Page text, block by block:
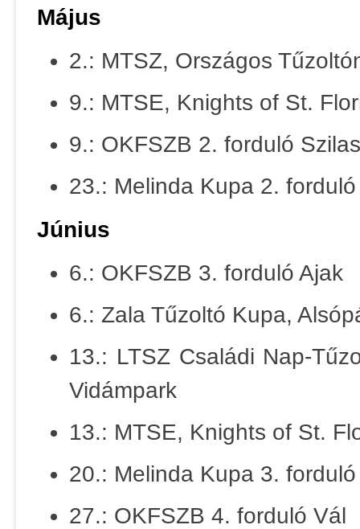
Május
2.: MTSZ, Országos
9.: MTSE, Knights of St.
9.: OKFSZB 2. forduló Szilas
23.: Melinda Kupa 2. forduló
Június
6.: OKFSZB 3. forduló Ajak
6.: Zala Tűzoltó Kupa,
13.: LTSZ Családi Nap-
Vidámpark
13.: MTSE, Knights of St.
20.: Melinda Kupa 3. forduló
27.: OKFSZB 4. forduló Vál